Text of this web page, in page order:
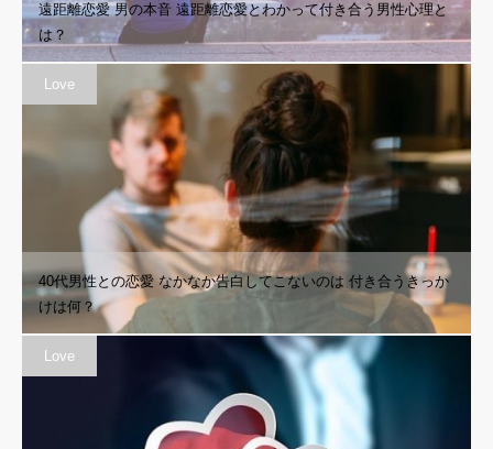
遠距離恋愛 男の本音 遠距離恋愛とわかって付き合う男性心理と
は？
Love
40代男性との恋愛 なかなか告白してこないのは 付き合うきっか
けは何？
Love